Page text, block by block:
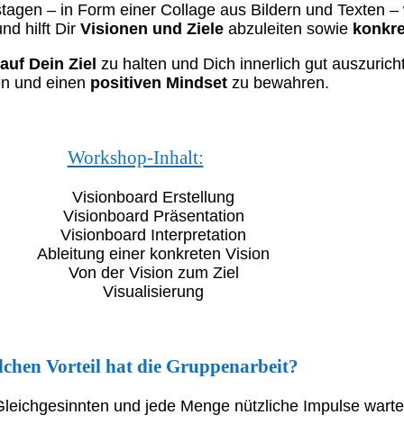
– in Form einer Collage aus Bildern und Texten
hilft Dir Visionen und Ziele abzuleiten sowie
Dein Ziel zu halten und Dich innerlich gut
und einen positiven Mindsetzu bewahren.
Workshop-Inhalt:
Visionboard Erstellung
Visionboard Präsentation
Visionboard Interpretation
Ableitung einer konkreten Vision
Von der Vision zum Ziel
Visualisierung
Vorteil hat die Gruppenarbeit?
und jede Menge nützliche Impulse